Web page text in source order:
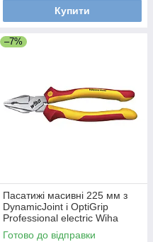
Купити
–7%
Пасатижі масивні 225 мм з
DynamicJoint і OptiGrip
Professional electric Wiha
26717
Готово до відправки